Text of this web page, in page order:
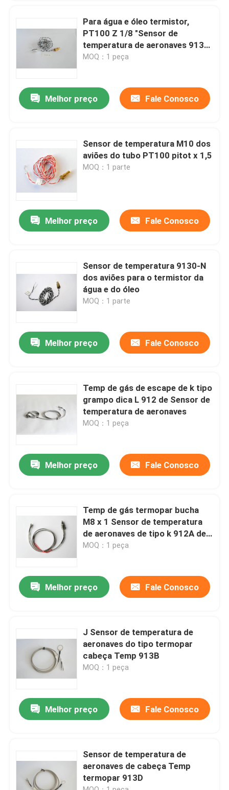
Produtos
Sobre nós
Excursão da fábrica
Contacte-nos
Os aviões migram instrumentos
Instrumentos do giroscópio dos aviões
Os aviões proveem o painel
Para água e óleo termistor,
PT100 Z 1/8 "Sensor de
temperatura de aeronaves 9130-
N
MOQ：1 peça
Melhor preço Fale Conosco
Sensor de temperatura M10 dos
aviões do tubo PT100 pitot x 1,5
MOQ：1 parte
Melhor preço Fale Conosco
Sensor de temperatura 9130-N
dos aviões para o termistor da
água e do óleo
MOQ：1 parte
Melhor preço Fale Conosco
Temp de gás de escape de k tipo
grampo dica L 912 de Sensor de
temperatura de aeronaves
MOQ：1 peça
Melhor preço Fale Conosco
Temp de gás termopar bucha
M8 x 1 Sensor de temperatura
de aeronaves de tipo k 912A de
escape
MOQ：1 peça
Melhor preço Fale Conosco
J Sensor de temperatura de
aeronaves do tipo termopar
cabeça Temp 913B
MOQ：1 peça
Melhor preço Fale Conosco
Sensor de temperatura de
aeronaves de cabeça Temp
termopar 913D